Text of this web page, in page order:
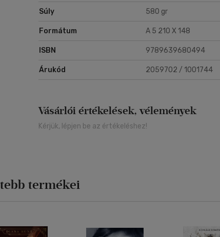
Súly 580 gr
Formátum A 5 210 X 148
ISBN 9789639680494
Árukód 2059702 / 1001744
Vásárlói értékelések, vélemények
Kérjük, lépjen be az értékeléshez!
termékei